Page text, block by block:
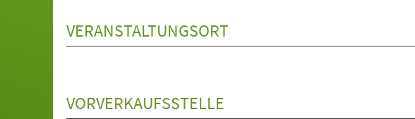
VERANSTALTUNGSORT
VORVERKAUFSSTELLE